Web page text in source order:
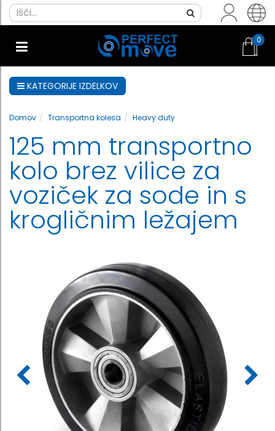
0
KATEGORIJE IZDELKOV
Domov Transportna kolesa Heavy duty
125 mm transportno
kolo brez vilice za
voziček za sode in s
krogličnim ležajem